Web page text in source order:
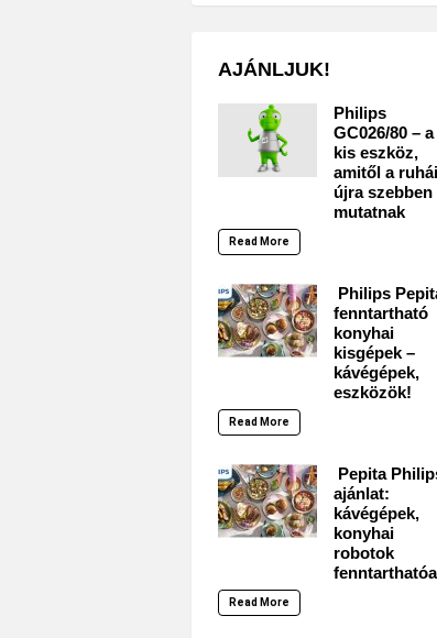
AJÁNLJUK!
Philips
GC026/80 – a
kis eszköz,
amitől a
újra szebben
mutatnak
Read More
Philips
fenntartható
konyhai
kisgépek –
kávégépek,
eszközök!
Read More
Pepita
ajánlat:
kávégépek,
konyhai
robotok
Read More